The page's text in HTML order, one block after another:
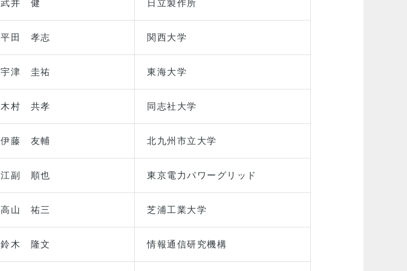
武井 健 日立製作所
平田 孝志 関西大学
宇津 圭祐 東海大学
木村 共孝 同志社大学
伊藤 友輔 北九州市立大学
江副 順也 東京電力パワーグリッド
高山 祐三 芝浦工業大学
鈴木 隆文 情報通信研究機構